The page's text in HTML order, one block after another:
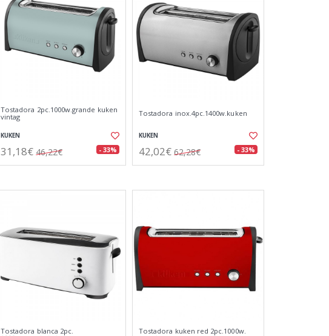
Tostadora 2pc.1000w.grande kuken
vintag
KUKEN
31,18€ 46,22€ - 33%
Tostadora inox.4pc.1400w.kuken
KUKEN
42,02€ 62,28€ - 33%
Tostadora blanca 2pc.
Tostadora kuken red 2pc.1000w.